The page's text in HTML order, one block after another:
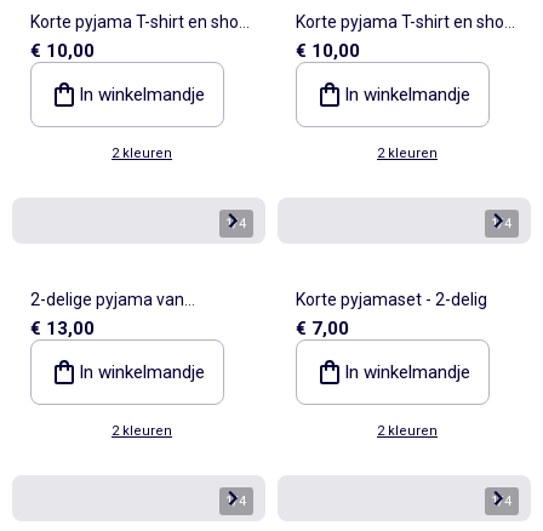
Korte pyjama T-shirt en short
- 2-delig
€ 10,00
In winkelmandje
2 kleuren
Korte pyjama T-shirt en short
- 2-delig
€ 10,00
In winkelmandje
2 kleuren
1/4
2-delige pyjama van
pointellebreisel
€ 13,00
In winkelmandje
2 kleuren
1/4
Korte pyjamaset - 2-delig
€ 7,00
In winkelmandje
2 kleuren
1/4 1/4